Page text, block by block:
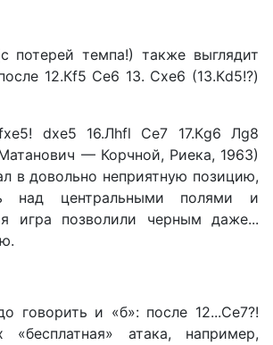
потерей темпа!) также выглядит
12.Кf5 Сe6 13. Схе6 (13.Кd5!?)
dxe5 16.Лhfl Сe7 17.Кg6 Лg8
— Корчной, Риека, 1963)
в до­вольно неприятную позицию,
над центральны­ми полями и
игра позволили черным даже...
говорить и «б»: после 12...Сe7?!
атака, на­пример,